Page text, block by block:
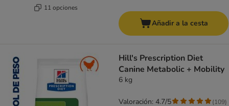
11 opciones
Añadir a la cesta
Hill's Prescription Diet
Canine Metabolic + Mobility
6 kg
Valoración: 4.7/5 (109)